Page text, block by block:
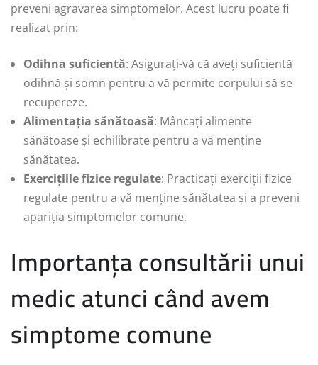
preveni agravarea simptomelor. Acest lucru poate fi
realizat prin:
Odihna suficientă: Asigurați-vă că aveți suficientă
odihnă și somn pentru a vă permite corpului să se
recupereze.
Alimentația sănătoasă: Mâncați alimente
sănătoase și echilibrate pentru a vă menține
sănătatea.
Exercițiile fizice regulate: Practicați exerciții fizice
regulate pentru a vă menține sănătatea și a preveni
apariția simptomelor comune.
Importanța consultării unui
medic atunci când avem
simptome comune